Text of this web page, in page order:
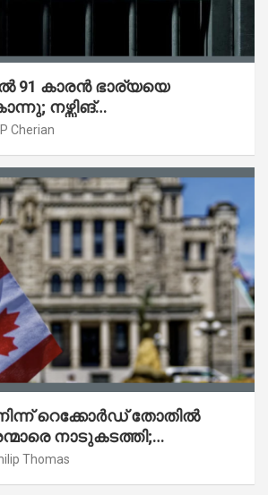
91 കാരൻ ഭാര്യയെ
നഴ്സിങ്
നൽകിയ വാഗ്ദാനം
Cherian
റെക്കോർഡ് തോതിൽ
നാടുകടത്തി;
3,323 പേർ
Thomas